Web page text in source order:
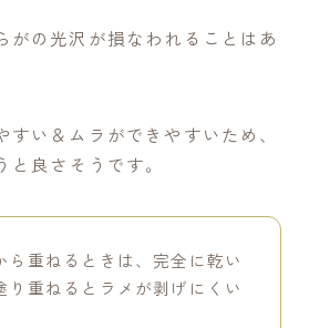
がの光沢が損なわれることはあ
すい＆ムラができやすいため、
良さそうです。
ら重ねるときは、完全に乾い
り重ねるとラメが剥げにくい